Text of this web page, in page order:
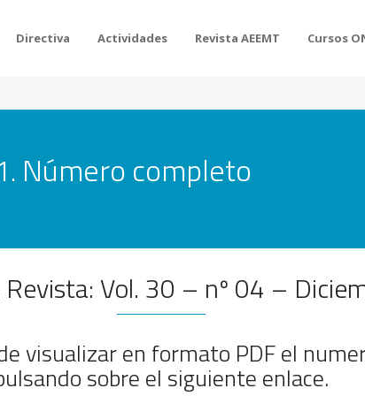
Directiva Actividades Revista AEEMT Cursos
Número completo
Vol. 30 – nº 04 –
visualizar en formato PDF el
sobre el siguiente enlace.